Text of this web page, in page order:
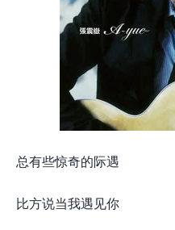
总有些惊奇的际遇
比方说当我遇见你